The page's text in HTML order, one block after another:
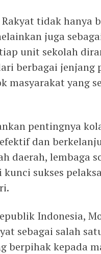
tidak hanya
juga
unit sekolah
berbagai jenjang
masyarakat yang
pentingnya
dan
daerah, lembaga
sukses
Indonesia,
sebagai salah
berpihak kepada